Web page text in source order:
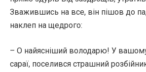
Зважившись на все, він пішов до
наклеп на щедрого:
– О найясніший володарю! У вашому
сараї, поселився страшний